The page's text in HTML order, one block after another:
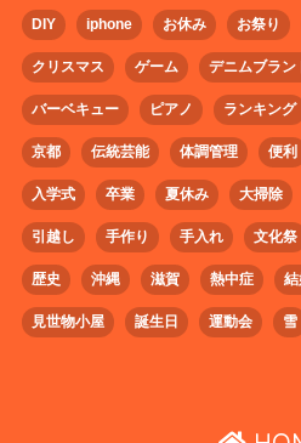
DIY iphone お休み お祭り
クリスマス ゲーム デニムブラン
バーベキュー ピアノ ランキング
京都 伝統芸能 体調管理 便利
入学式 卒業 夏休み 大掃除
引越し 手作り 手入れ 文化祭
歴史 沖縄 滋賀 熱中症
見世物小屋 誕生日 運動会 雪